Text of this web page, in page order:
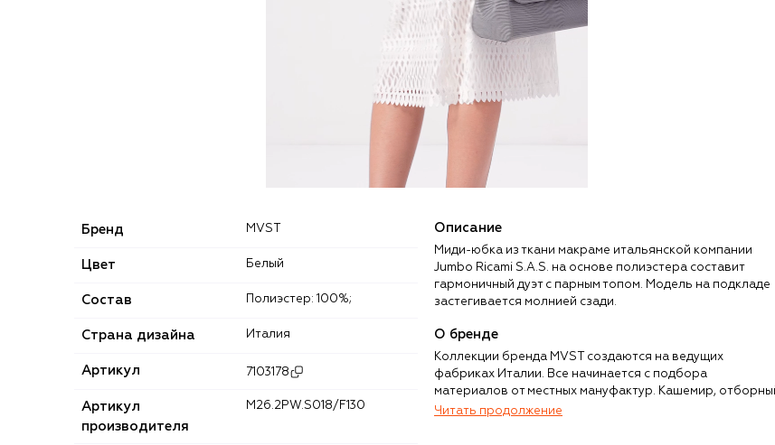
Бренд MVST
Цвет Белый
Состав Полиэстер: 100%;
Страна дизайна Италия
Артикул 7103178
Артикул
производителя
M26.2PW.S018/F130
Описание
Миди-юбка из ткани макраме итальянской компании
Jumbo Ricami S.A.S. на основе полиэстера составит
гармоничный дуэт с парным топом. Модель на подкладе
застегивается молнией сзади.
О бренде
Коллекции бренда MVST создаются на ведущих
фабриках Италии. Все начинается с подбора
материалов от местных мануфактур. Кашемир,
шелк Mulberry, шерсть мериноса, викуньи и альпака
Читать продолжение